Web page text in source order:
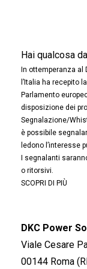
Hai qualcosa
In ottemperanza
l’Italia ha recepito
Parlamento
disposizione dei
Segnalazione/
è possibile
ledono l’interesse
I segnalanti
o ritorsivi.
SCOPRI DI PIÙ
DKC Power
Viale Cesare
00144 Roma